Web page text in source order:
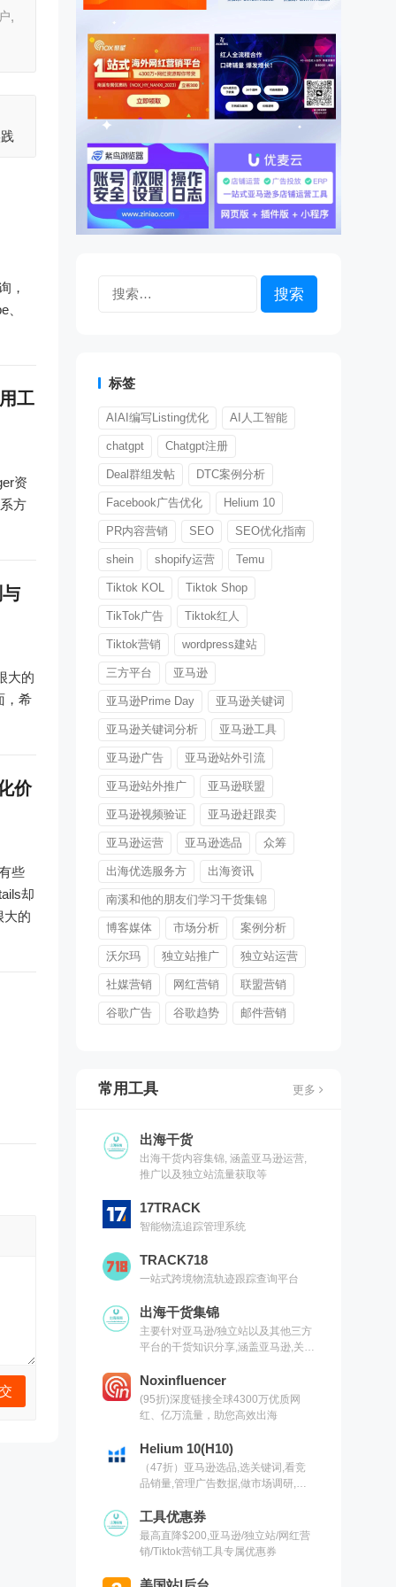
,
，
工
资
方
大的
，希
价
些
却
大的
标签
AIAI编写Listing优化 AI人工智能
chatgpt Chatgpt注册
Deal群组发帖 DTC案例分析
Facebook广告优化 Helium 10
PR内容营销 SEO SEO优化指南
shein shopify运营 Temu
Tiktok KOL Tiktok Shop
TikTok广告 Tiktok红人
Tiktok营销 wordpress建站
三方平台 亚马逊
亚马逊Prime Day 亚马逊关键词
亚马逊关键词分析 亚马逊工具
亚马逊广告 亚马逊站外引流
亚马逊站外推广 亚马逊联盟
亚马逊视频验证 亚马逊赶跟卖
亚马逊运营 亚马逊选品 众筹
出海优选服务方 出海资讯
南溪和他的朋友们学习干货集锦
博客媒体 市场分析 案例分析
沃尔玛 独立站推广 独立站运营
社媒营销 网红营销 联盟营销
谷歌广告 谷歌趋势 邮件营销
常用工具 更多
出海干货
出海干货内容集锦, 涵盖亚马逊运营,
推广以及独立站流量获取等
17TRACK
智能物流追踪管理系统
TRACK718
一站式跨境物流轨迹跟踪查询平台
出海干货集锦
主要针对亚马逊/独立站以及其他三方
平台的干货知识分享,涵盖亚马逊,关键
具以及出海干货集锦,欢迎关注
Noxinfluencer
(95折)深度链接全球4300万优质网
红、亿万流量，助您高效出海
Helium 10(H10)
（47折）亚马逊选品,选关键词,看竞
品销量,管理广告数据,做市场调研,有
工具优惠券
最高直降$200,亚马逊/独立站/网红营
销/Tiktok营销工具专属优惠券